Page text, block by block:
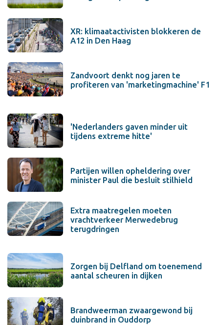
XR: klimaatactivisten blokkeren de
A12 in Den Haag
Zandvoort denkt nog jaren te
profiteren van 'marketingmachine' F1
'Nederlanders gaven minder uit
tijdens extreme hitte'
Partijen willen opheldering over
minister Paul die besluit stilhield
Extra maatregelen moeten
vrachtverkeer Merwedebrug
terugdringen
Zorgen bij Delfland om toenemend
aantal scheuren in dijken
Brandweerman zwaargewond bij
duinbrand in Ouddorp